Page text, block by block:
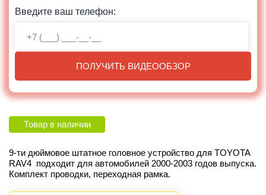
Введите ваш телефон:
ПОЛУЧИТЬ ВИДЕООБЗОР
Товар в наличии
9-ти дюймовое штатное головное устройство для TOYOTA
RAV4 подходит для автомобилей 2000-2003 годов выпуска.
Комплект проводки, переходная рамка.